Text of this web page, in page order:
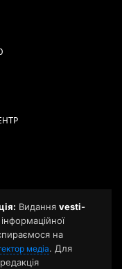
Видання vesti-
на
медіа. Для